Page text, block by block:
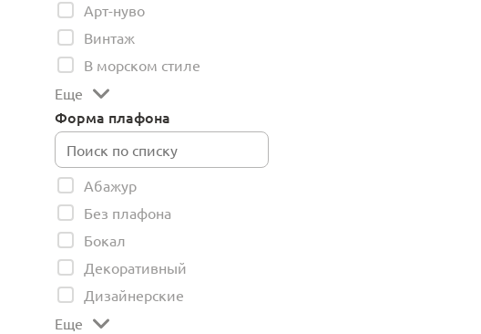
Арт-нуво
Винтаж
В морском стиле
Еще
Форма плафона
Абажур
Без плафона
Бокал
Декоративный
Дизайнерские
Еще